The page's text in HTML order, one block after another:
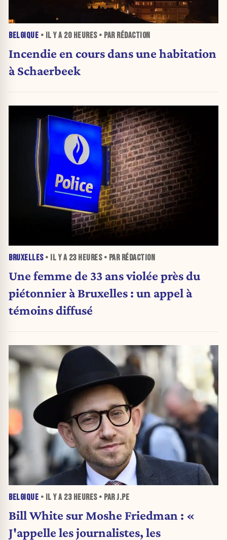
BELGIQUE • IL Y A 20 HEURES• PAR RÉDACTION
Incendie en cours dans une habitation
à Schaerbeek
BRUXELLES• IL Y A 23 HEURES• PAR RÉDACTION
Une femme de 33 ans violée près du
piétonnier à Bruxelles : un appel à
témoins diffusé
BELGIQUE • IL Y A 23 HEURES• PAR J.PE
Bill White sur Moshe Friedman : «
J'appelle les journalistes, les